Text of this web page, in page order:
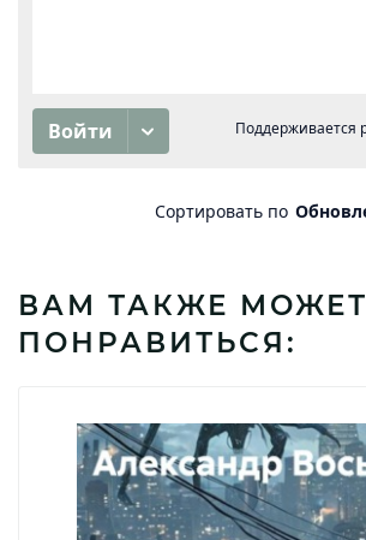
ВАМ ТАКЖЕ МОЖЕТ
ПОНРАВИТЬСЯ: